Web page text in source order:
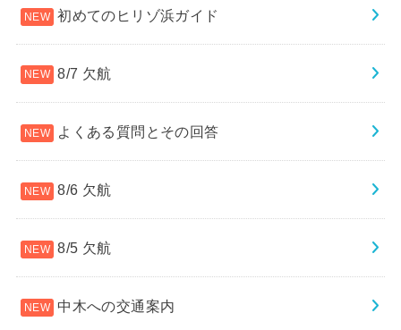
初めてのヒリゾ浜ガイド
8/7 欠航
よくある質問とその回答
8/6 欠航
8/5 欠航
中木への交通案内